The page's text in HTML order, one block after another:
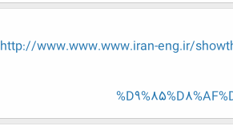
http://www.www.www.iran-eng.ir/